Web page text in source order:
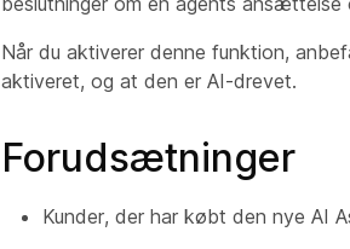
Når du aktiverer denne funktion,
aktiveret, og at den er AI-drevet.
Forudsætninger
Kunder, der har købt den nye AI